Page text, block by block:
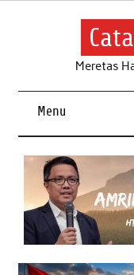
Skip
Meretas
Menu